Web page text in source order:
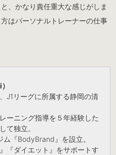
、かなり責任重大な感じがしま
はパーソナルトレーナーの仕事
J1リーグに所属する静岡の清
ーニング指導を５年経験した
て独立。
『BodyBrand』を設立。
『ダイエット』をサポートす